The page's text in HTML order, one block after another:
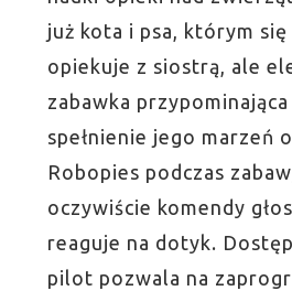
już kota i psa, którym
opiekuje z siostrą, ale
zabawka
spełnienie jego marzeń
Robopies podczas
oczywiście komendy
reaguje na dotyk.
pilot pozwala na